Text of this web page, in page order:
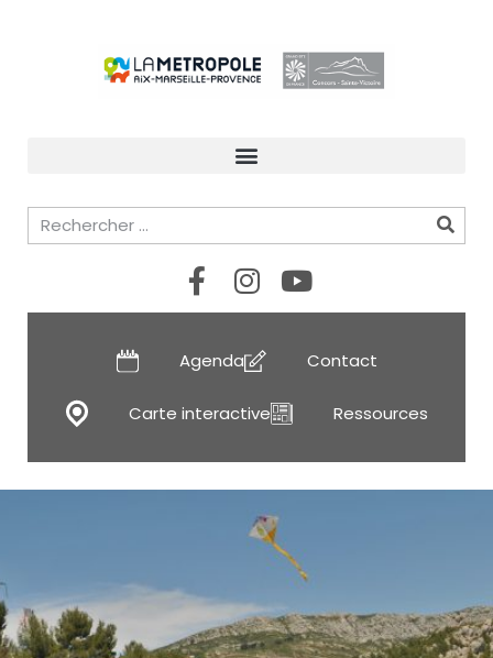
Agenda Contact
Carte interactive Ressources